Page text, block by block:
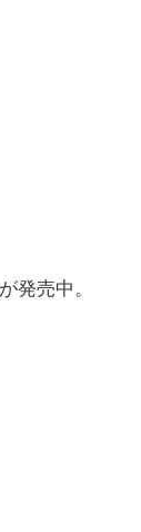
発売中。